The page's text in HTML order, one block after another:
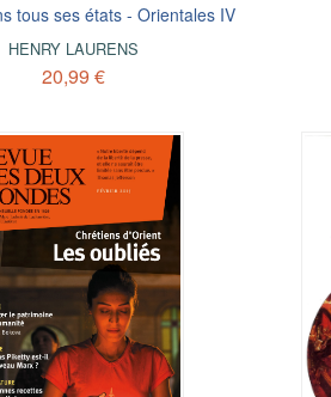
tous ses états - Orientales IV
HENRY LAURENS
20,99 €